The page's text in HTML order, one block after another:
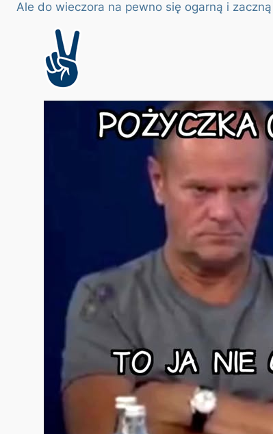
Ale do wieczora na pewno się ogarną i